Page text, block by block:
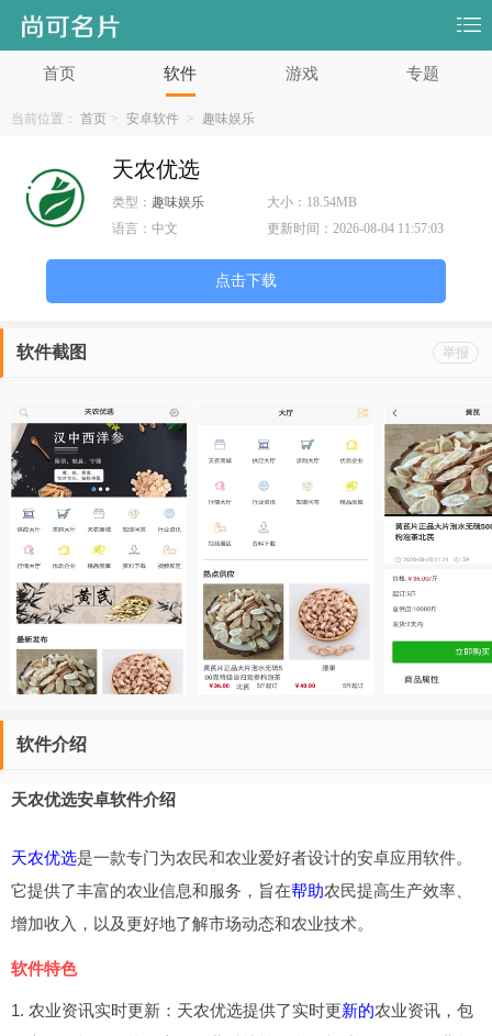
首页 软件 游戏 专题
当前位置： 首页 > 安卓软件 > 趣味娱乐
天农优选
类型： 趣味娱乐 大小： 18.54MB
语言： 中文 更新时间：2026-08-04 11:57:03
点击下载
举报
软件截图
软件介绍
天农优选安卓软件介绍
天农优选是一款专门为农民和农业爱好者设计的安卓应用软件。
它提供了丰富的农业信息和服务，旨在帮助农民提高生产效率、
增加收入，以及更好地了解市场动态和农业技术。
软件特色
1. 农业资讯实时更新：天农优选提供了实时更新的农业资讯，包